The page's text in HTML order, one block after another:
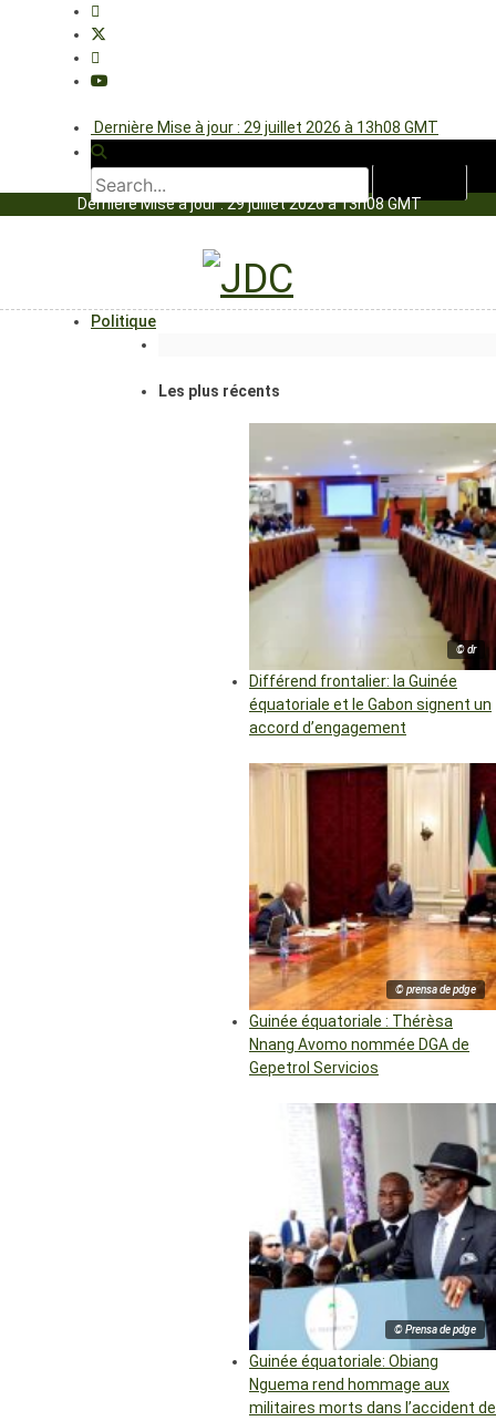
Dernière Mise à jour : 29 juillet 2026 à 13h08 GMT
Dernière Mise à jour : 29 juillet 2026 à 13h08 GMT
Politique
Les plus récents
© dr
Différend frontalier: la Guinée
équatoriale et le Gabon signent un
accord d’engagement
© prensa de pdge
Guinée équatoriale : Thérèsa
Nnang Avomo nommée DGA de
Gepetrol Servicios
© Prensa de pdge
Guinée équatoriale: Obiang
Nguema rend hommage aux
militaires morts dans l’accident de